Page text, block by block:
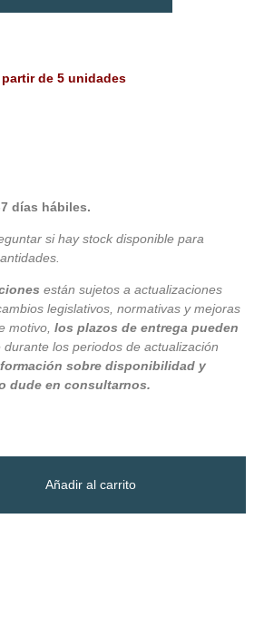
de 5 unidades
días hábiles.
si hay stock disponible para
están sujetos a actualizaciones
legislativos, normativas y mejoras
motivo, los plazos de entrega pueden
los periodos de actualización
sobre disponibilidad y
dude en consultarnos.
Añadir al carrito